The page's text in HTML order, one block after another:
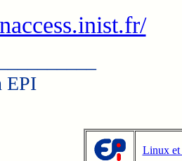
EPI
Linux et